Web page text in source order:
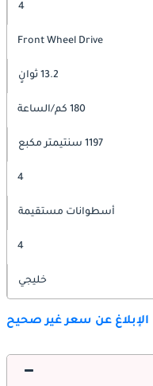
4
Front Wheel Drive
13.2 ثوانٍ
180 كم/الساعة
1197 سنتيمتر مكبع
4
أسطوانات مستقيمة
4
خليجي
الإبلاغ عن سعر غير صحيح